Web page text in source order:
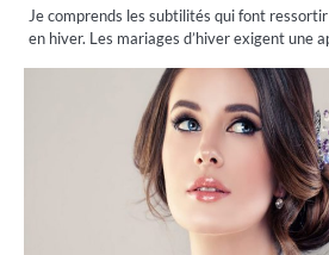
Je comprends les subtilités qui font
en hiver. Les mariages d’hiver exigent une